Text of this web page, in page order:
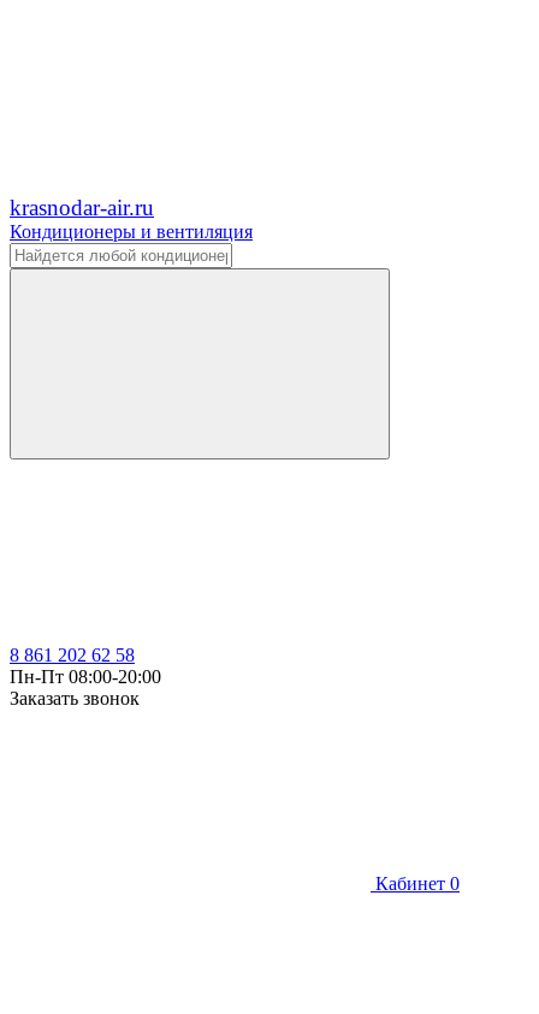
krasnodar-air.ru
Кондиционеры и вентиляция
8 861 202 62 58
Пн-Пт 08:00-20:00
Заказать звонок
Кабинет 0